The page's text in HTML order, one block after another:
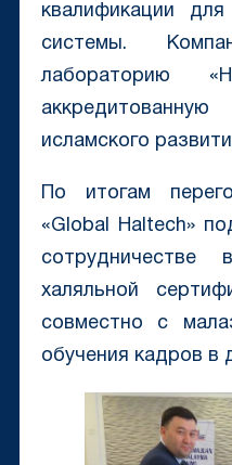
квалификации
системы.
лабораторию
исламского
По итогам
«Global Haltech»
халяльной
совместно с
обучения кадров в